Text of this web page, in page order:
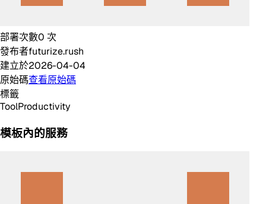
部署次數0 次
發布者futurize.rush
建立於2026-04-04
原始碼查看原始碼
標籤
ToolProductivity
模板內的服務